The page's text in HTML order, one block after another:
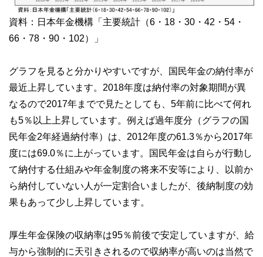
資料：日本年金機構「主要統計（6・18・30・42・54・
66・78・90・102）」
グラフを見ると分かりやすいですが、国民年金の納付率が
最近上昇しています。2018年度は納付率の対象期間が異
なるので2017年までで見たとしても、5年前に比べて何れ
も5％以上上昇しています。例えば過年度分（グラフの国
民年金2年経過納付率）は、2012年度の61.3％から2017年
度には69.0％に上がっています。国民年金は自らが行動し
て納付する仕組みや年金制度の将来不安等により、以前か
ら納付していない人が一定割合いましたが、後納制度の効
果もあって少し上昇しています。
厚生年金保険の収納率は95％前後で安定していますが、給
与から強制的に天引きされるので収納率が高いのは当然で